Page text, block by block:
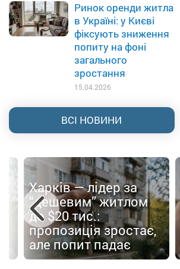
Ринок оренди житла
в Україні: у Києві
фіксують зниження
попиту на фоні
загального
зростання
15.04.2026
ВСІ НОВИНИ
Харків — лідер за
“дешевим” житлом
до $20 тис.:
пропозиція зростає,
але попит падає